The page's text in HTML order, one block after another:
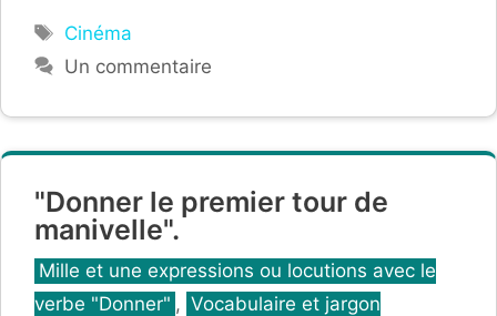
Étiquettes
Cinéma
Un commentaire
"Donner le premier tour de
manivelle".
Catégories
Mille et une expressions ou locutions avec le
verbe "Donner" , Vocabulaire et jargon